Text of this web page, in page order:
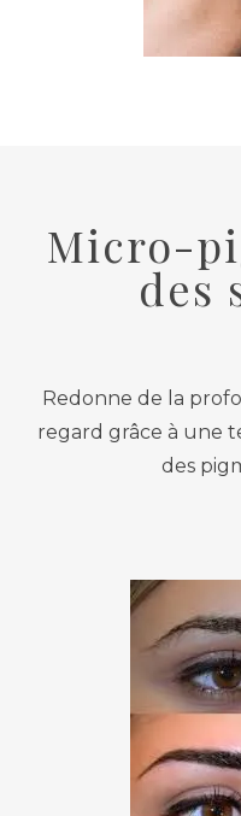
Micro-
des
Redonne de la
regard grâce à une
des